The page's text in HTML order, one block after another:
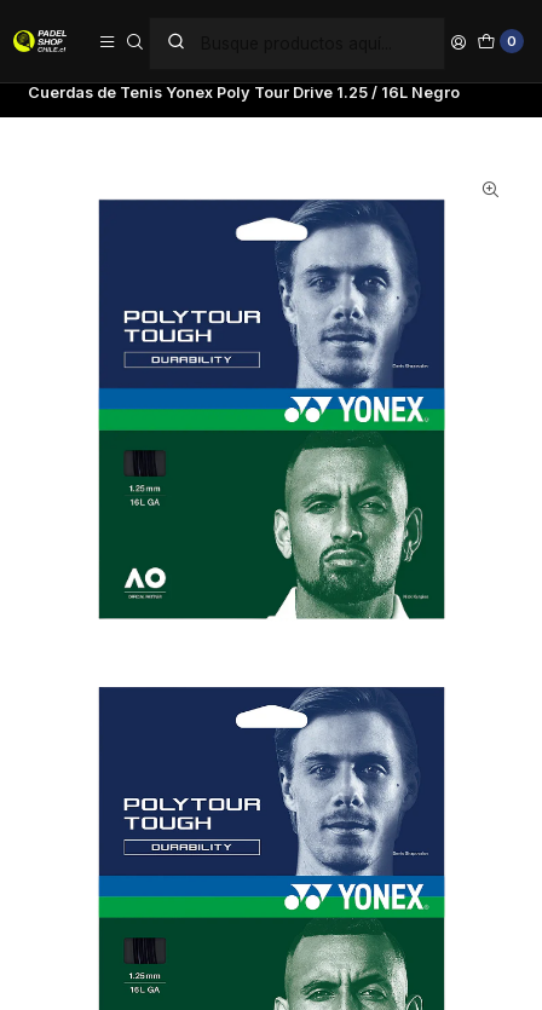
0
Cuerdas de Tenis Yonex Poly Tour Drive 1.25 / 16L Negro